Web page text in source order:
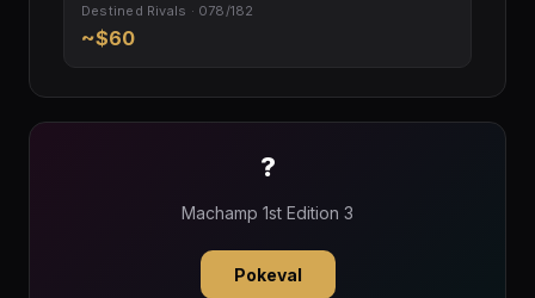
Destined Rivals · 078/182
~$60
?
Machamp 1st Edition 3
Pokeval